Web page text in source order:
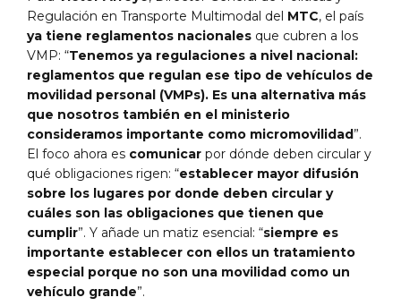
Regulación en Transporte Multimodal del MTC, el país
ya tiene reglamentos nacionales que cubren a los
VMP: “Tenemos ya regulaciones a nivel nacional:
reglamentos que regulan ese tipo de vehículos de
movilidad personal (VMPs). Es una alternativa más
que nosotros también en el ministerio
consideramos importante como micromovilidad”.
El foco ahora es comunicar por dónde deben circular y
qué obligaciones rigen: “establecer mayor difusión
sobre los lugares por donde deben circular y
cuáles son las obligaciones que tienen que
cumplir”. Y añade un matiz esencial: “siempre es
importante establecer con ellos un tratamiento
especial porque no son una movilidad como un
vehículo grande”.